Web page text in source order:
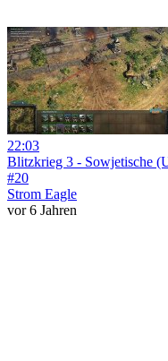
22:03
Blitzkrieg 3 - Sowjetische
#20
Strom Eagle
vor 6 Jahren